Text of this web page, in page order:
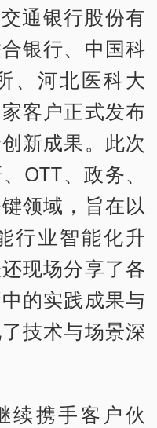
通银行股份有
银行、中国科
、河北医科大
客户正式发布
新成果。此次
OTT、政务、
领域，旨在以
行业智能化升
现场分享了各
的实践成果与
技术与场景深
续携手客户伙